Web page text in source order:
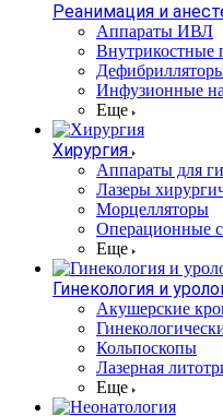
Реанимация и
Аппараты ИВЛ
Внутрикостные
Инфузионные
Еще
Хирургия
Аппараты для
Лазеры
Морцелляторы
Операционные
Еще
Гинекология и
Акушерские
Кольпоскопы
Лазерная
Еще